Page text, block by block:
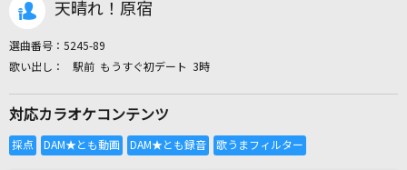
全国りれき
天晴れ！原宿
選曲番号： 5245-89
駅前 もうすぐ初デート 3時
対応カラオケコンテンツ